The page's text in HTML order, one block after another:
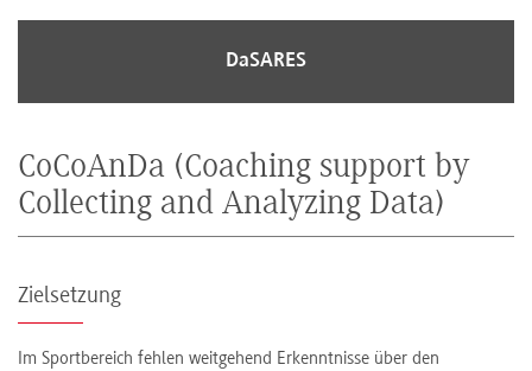
DaSARES
CoCoAnDa (Coaching support by
Collecting and Analyzing Data)
Zielsetzung
Im Sportbereich fehlen weitgehend Erkenntnisse über den